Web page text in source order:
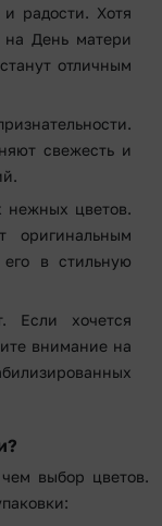
радости. Хотя
День матери
отличным
свежесть и
нежных цветов.
оригинальным
в стильную
Если хочется
внимание на
выбор цветов.